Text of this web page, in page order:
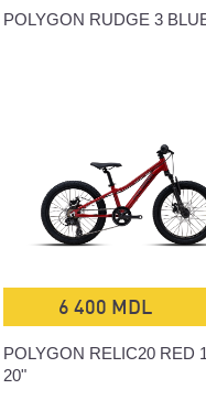
POLYGON RUDGE 3
6 400 MDL
POLYGON RELIC20 RED
20"